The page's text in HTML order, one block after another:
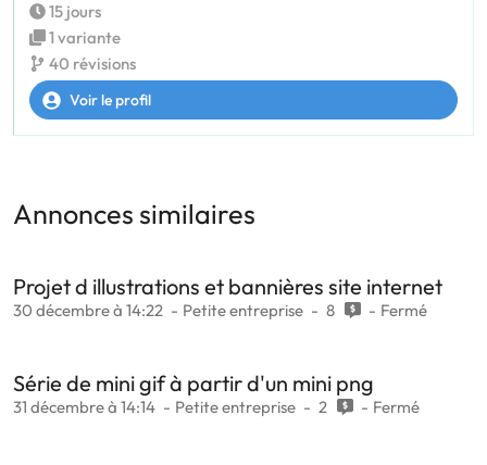
15 jours
1 variante
40 révisions
Voir le profil
Annonces similaires
Projet d illustrations et bannières site internet
30 décembre à 14:22 Petite entreprise 8 Fermé
Série de mini gif à partir d'un mini png
31 décembre à 14:14 Petite entreprise 2 Fermé